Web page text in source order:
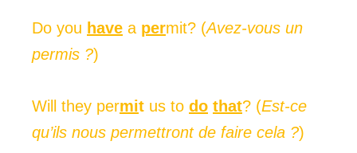
Do you have a permit? (Avez-vous un
permis ?)
Will they permit us to do that? (Est-ce
qu’ils nous permettront de faire cela ?)